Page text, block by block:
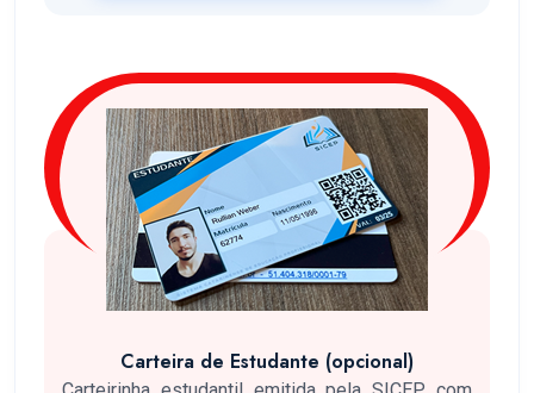
Carteira de Estudante (opcional)